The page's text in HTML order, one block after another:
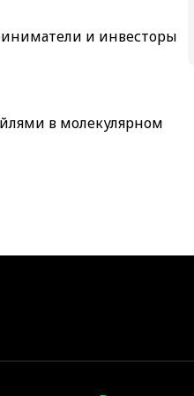
и инвесторы
в молекулярном